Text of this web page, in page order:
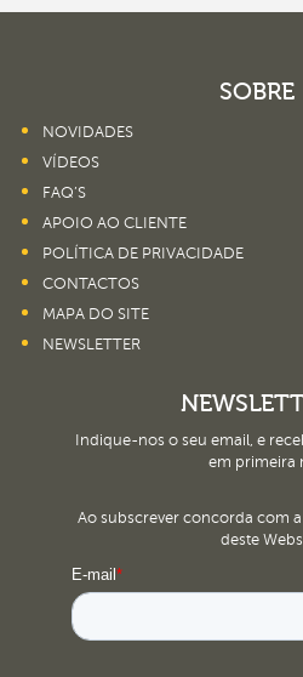
SOBRE
NOVIDADES
VÍDEOS
FAQ’S
APOIO AO CLIENTE
POLÍTICA DE PRIVACIDADE
CONTACTOS
MAPA DO SITE
NEWSLETTER
Indique-nos o seu email, e
em primeira
Ao subscrever concorda com a
deste